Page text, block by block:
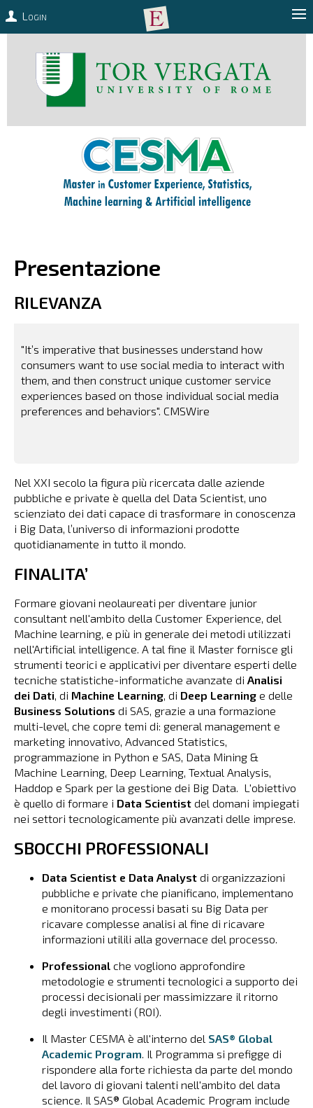
Login
Presentazione
RILEVANZA
"It’s imperative that businesses understand how
consumers want to use social media to interact with
them, and then construct unique customer service
experiences based on those individual social media
preferences and behaviors". CMSWire
Nel XXI secolo la figura più ricercata dalle aziende
pubbliche e private è quella del Data Scientist, uno
scienziato dei dati capace di trasformare in conoscenza
i Big Data, l’universo di informazioni prodotte
quotidianamente in tutto il mondo.
FINALITA’
Formare giovani neolaureati per diventare junior
consultant nell'ambito della Customer Experience, del
Machine learning, e più in generale dei metodi utilizzati
nell'Artificial intelligence. A tal fine il Master fornisce gli
strumenti teorici e applicativi per diventare esperti delle
tecniche statistiche-informatiche avanzate di Analisi
dei Dati, di Machine Learning, di Deep Learning e delle
Business Solutions di SAS, grazie a una formazione
multi-level, che copre temi di: general management e
marketing innovativo, Advanced Statistics,
programmazione in Python e SAS, Data Mining &
Machine Learning, Deep Learning, Textual Analysis,
Haddop e Spark per la gestione dei Big Data. L'obiettivo
è quello di formare i Data Scientist del domani impiegati
nei settori tecnologicamente più avanzati delle imprese.
SBOCCHI PROFESSIONALI
Data Scientist e Data Analyst di organizzazioni
pubbliche e private che pianificano, implementano
e monitorano processi basati su Big Data per
ricavare complesse analisi al fine di ricavare
informazioni utilili alla governace del processo.
Professional che vogliono approfondire
metodologie e strumenti tecnologici a supporto dei
processi decisionali per massimizzare il ritorno
degli investimenti (ROI).
Il Master CESMA è all'interno del SAS® Global
Academic Program. Il Programma si prefigge di
rispondere alla forte richiesta da parte del mondo
del lavoro di giovani talenti nell'ambito del data
science. Il SAS® Global Academic Program include